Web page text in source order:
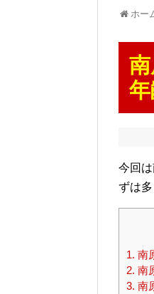
ホー
今回
ずは
1. 南
2. 南
3. 南